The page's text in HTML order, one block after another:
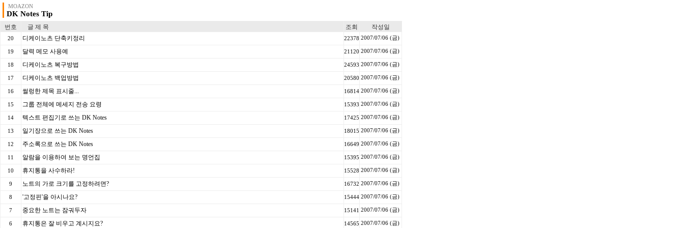
MOAZON
DK Notes Tip
번호 글 제 목 조회 작성일
20 디케이노츠 단축키정리 22378 2007/07/06 (금)
19 달력 메모 사용예 21120 2007/07/06 (금)
18 디케이노츠 복구방법 24593 2007/07/06 (금)
17 디케이노츠 백업방법 20580 2007/07/06 (금)
16 썰렁한 제목 표시줄... 16814 2007/07/06 (금)
15 그룹 전체에 메세지 전송 요령 15393 2007/07/06 (금)
14 텍스트 편집기로 쓰는 DK Notes 17425 2007/07/06 (금)
13 일기장으로 쓰는 DK Notes 18015 2007/07/06 (금)
12 주소록으로 쓰는 DK Notes 16649 2007/07/06 (금)
11 알람을 이용하여 보는 명언집 15395 2007/07/06 (금)
10 휴지통을 사수하라! 15528 2007/07/06 (금)
9 노트의 가로 크기를 고정하려면? 16732 2007/07/06 (금)
8 '고정핀'을 아시나요? 15444 2007/07/06 (금)
7 중요한 노트는 잠궈두자 15141 2007/07/06 (금)
6 휴지통은 잘 비우고 계시지요? 14565 2007/07/06 (금)